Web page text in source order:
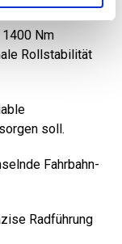
Nm
Rollstabilität
soll.
Fahrbahn-
Radführung